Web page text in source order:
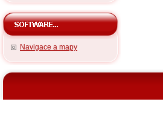
Navigace a mapy